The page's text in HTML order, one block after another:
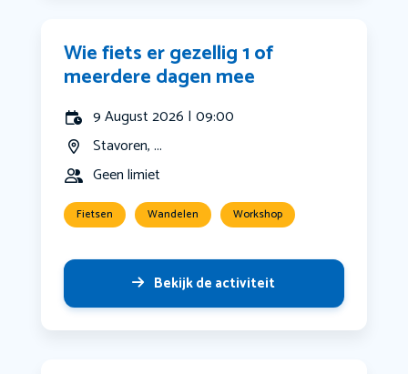
Wie fiets er gezellig 1 of
meerdere dagen mee
9 August 2026 | 09:00
Stavoren, ...
Geen limiet
Fietsen Wandelen Workshop
Bekijk de activiteit